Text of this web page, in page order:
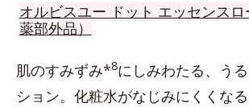
オルビスユー ドット エッセンス
薬部外品）
肌のすみずみ*8にしみわたる、う
ション。化粧水がなじみにくくな